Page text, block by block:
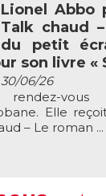
Lionel Abbo
Talk chaud
du petit
son livre «
06/26
rendez-
Elle
– Le roman ...